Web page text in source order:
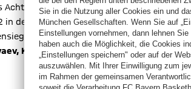
aufrechtzuerhalten. Dynamo
der Gruppe E noch erreichbar bleibt.
zu werden.
Kedziora, Syrota, Mykolenko -